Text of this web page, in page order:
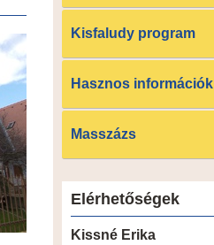
Kisfaludy program
Hasznos információk
Masszázs
Elérhetőségek
Kissné Erika